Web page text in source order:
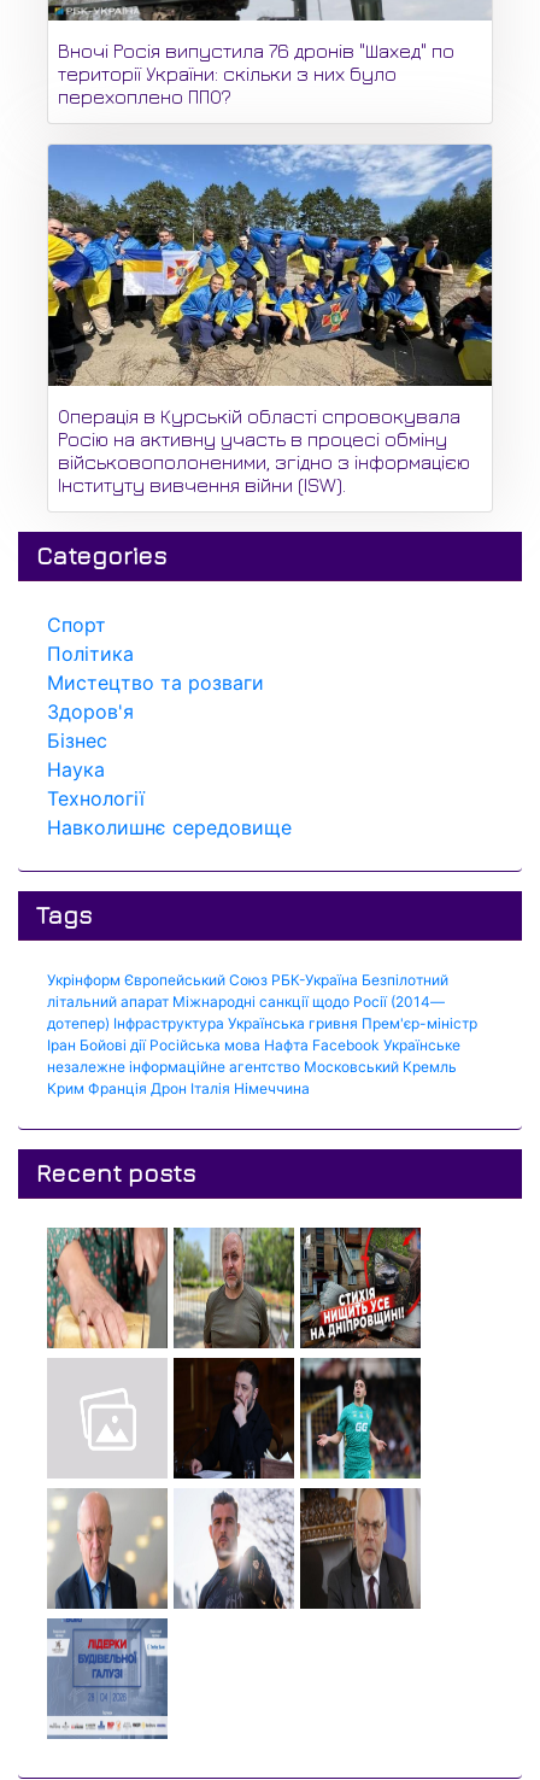
Вночі Росія випустила 76 дронів "Шахед" по
території України: скільки з них було
перехоплено ППО?
Операція в Курській області спровокувала
Росію на активну участь в процесі обміну
військовополоненими, згідно з інформацією
Інституту вивчення війни (ISW).
Categories
Спорт
Політика
Мистецтво та розваги
Здоров'я
Бізнес
Наука
Технології
Навколишнє середовище
Tags
Укрінформ Європейський Союз РБК-Україна Безпілотний
літальний апарат Міжнародні санкції щодо Росії (2014—
дотепер) Інфраструктура Українська гривня Прем'єр-міністр
Іран Бойові дії Російська мова Нафта Facebook Українське
незалежне інформаційне агентство Московський Кремль
Крим Франція Дрон Італія Німеччина
Recent posts